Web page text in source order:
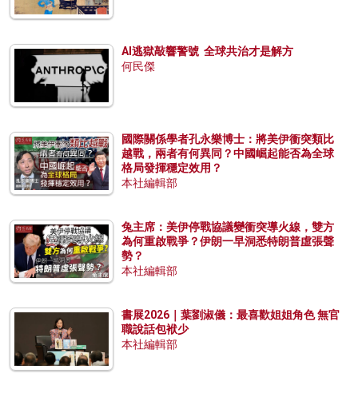
AI逃獄敲響警號 全球共治才是解方
何民傑
國際關係學者孔永樂博士：將美伊衝突類比
越戰，兩者有何異同？中國崛起能否為全球
格局發揮穩定效用？
本社編輯部
兔主席：美伊停戰協議變衝突導火線，雙方
為何重啟戰爭？伊朗一早洞悉特朗普虛張聲
勢？
本社編輯部
書展2026｜葉劉淑儀：最喜歡姐姐角色 無官
職說話包袱少
本社編輯部